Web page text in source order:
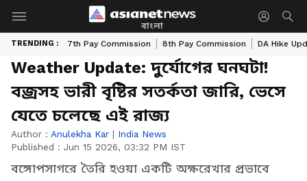
বাংলা
TRENDING : 7th Pay Commission 8th Pay Commission DA Hike
Weather Update: দুর্যোগের ঘনঘটা!
বজ্রসহ ভারী বৃষ্টির সতর্কতা জারি, ভেসে
যেতে চলেছে এই রাজ্য
Author : Anulekha Kar | India News
Published : Jun 15 2026, 03:32 PM IST
বঙ্গোপসাগরে তৈরি হওয়া একটি অক্ষরেখার প্রভাবে